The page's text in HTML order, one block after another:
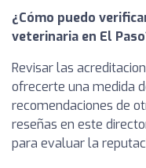
¿Cómo puedo
veterinaria en El
Revisar las
ofrecerte una medida
recomendaciones de
reseñas en este
para evaluar la